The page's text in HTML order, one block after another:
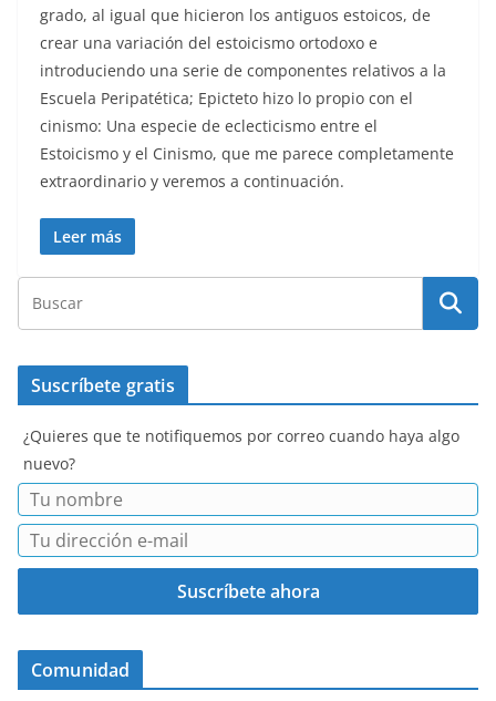
grado, al igual que hicieron los antiguos estoicos, de
crear una variación del estoicismo ortodoxo e
introduciendo una serie de componentes relativos a la
Escuela Peripatética; Epicteto hizo lo propio con el
cinismo: Una especie de eclecticismo entre el
Estoicismo y el Cinismo, que me parece completamente
extraordinario y veremos a continuación.
Leer más
Suscríbete gratis
¿Quieres que te notifiquemos por correo cuando haya algo
nuevo?
Comunidad